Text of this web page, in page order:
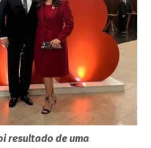
resultado de uma